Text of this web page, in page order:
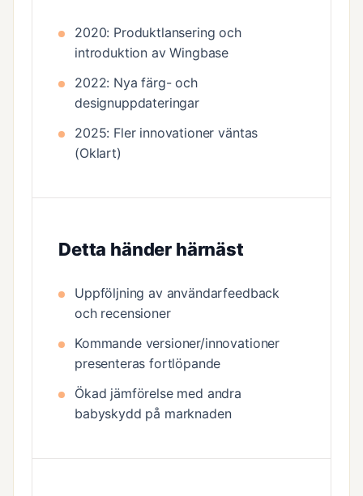
2020: Produktlansering och
introduktion av Wingbase
2022: Nya färg- och
designuppdateringar
2025: Fler innovationer väntas
(Oklart)
Detta händer härnäst
Uppföljning av användarfeedback
och recensioner
Kommande versioner/innovationer
presenteras fortlöpande
Ökad jämförelse med andra
babyskydd på marknaden